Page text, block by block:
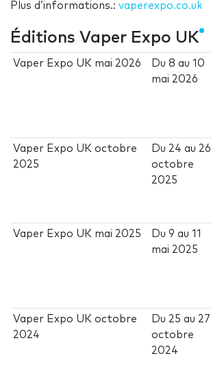
Plus d’informations.: vaperexpo.co.uk
Éditions Vaper Expo UK
Vaper Expo UK mai 2026 Du8 au10
mai 2026
Vaper Expo UK octobre
2025
Du 24 au 26
octobre
2025
Vaper Expo UK mai 2025 Du9 au11
mai 2025
Vaper Expo UK octobre
2024
Du 25 au 27
octobre
2024